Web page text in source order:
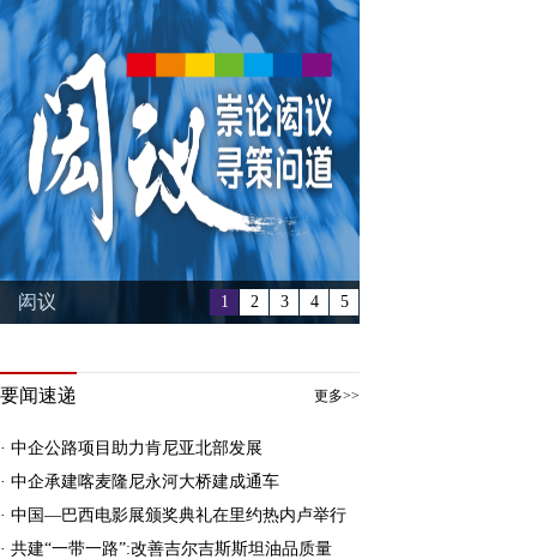
闳议 1 2 3 4 5
更多>>
要闻速递
· 中企公路项目助力肯尼亚北部发展
· 中企承建喀麦隆尼永河大桥建成通车
· 中国—巴西电影展颁奖典礼在里约热内卢举行
· 共建“一带一路”:改善吉尔吉斯斯坦油品质量